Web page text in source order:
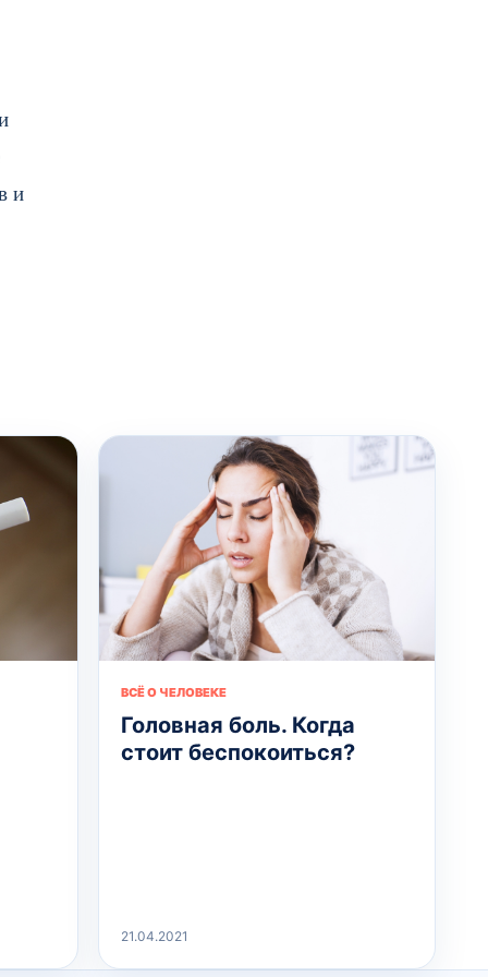
и
ВСЁ О ЧЕЛОВЕКЕ
Головная боль. Когда
стоит беспокоиться?
21.04.2021